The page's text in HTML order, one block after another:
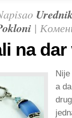
|
na
a